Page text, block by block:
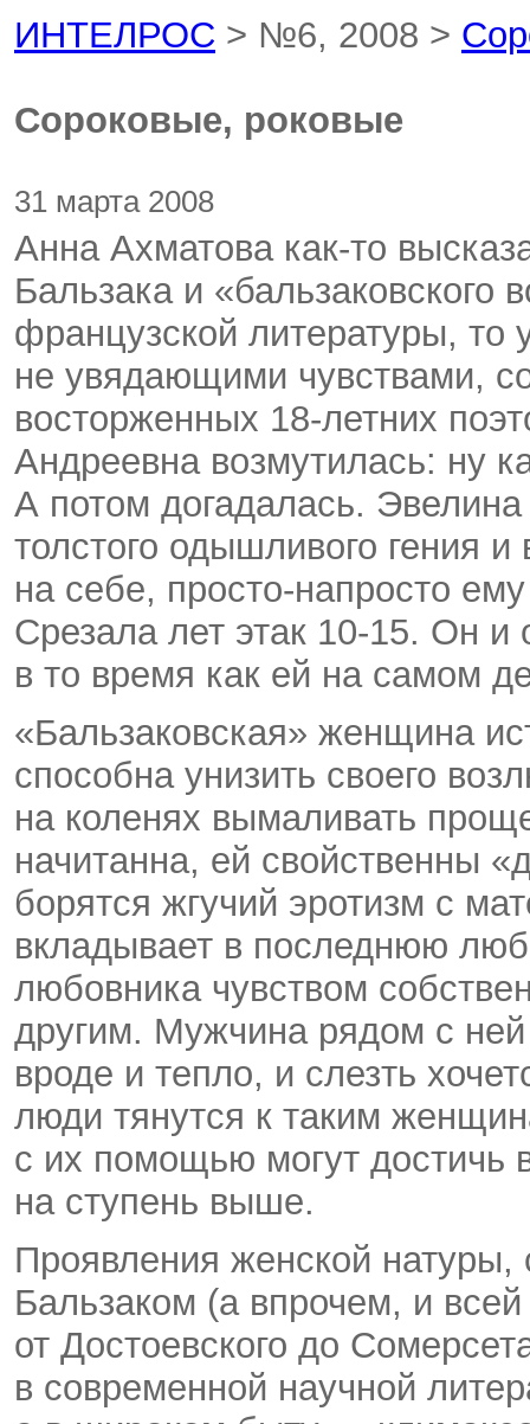
ИНТЕЛРОС > №6, 2008 >
Сороковые, роковые
31 марта 2008
Анна Ахматова как-то
Бальзака и «бальзаковского
французской литературы,
не увядающими чувствами,
восторженных 18-летних
Андреевна возмутилась: ну
А потом догадалась.
толстого одышливого гения
на себе, просто-напросто
Срезала лет этак 10-15. Он
в то время как ей на самом
«Бальзаковская» женщина
способна унизить своего
на коленях вымаливать
начитанна, ей свойственны
борятся жгучий эротизм с
вкладывает в последнюю
любовника чувством
другим. Мужчина рядом с
вроде и тепло, и слезть
люди тянутся к таким
с их помощью могут достичь
на ступень выше.
Проявления женской
Бальзаком (а впрочем, и
от Достоевского до
в современной научной